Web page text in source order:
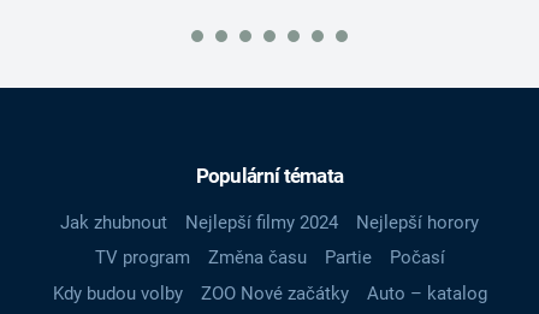
Populární témata
Jak zhubnout Nejlepší filmy 2024
Nejlepší horory
TV program
Změna času Partie
Počasí
Kdy budou volby
ZOO Nové začátky
Auto – katalog